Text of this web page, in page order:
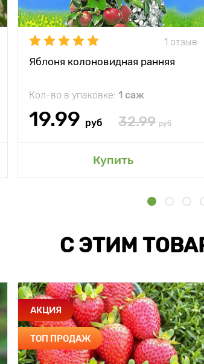
1 отзыв
Яблоня колоновидная ранняя
Кол-во в упаковке: 1 саж
19.99 руб 32.99 руб
Купить
С ЭТИМ
АКЦИЯ
ТОП ПРОДАЖ